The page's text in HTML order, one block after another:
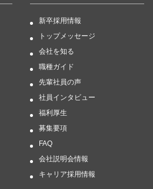
新卒採用情報
トップメッセージ
会社を知る
職種ガイド
先輩社員の声
社員インタビュー
福利厚生
募集要項
FAQ
会社説明会情報
キャリア採用情報